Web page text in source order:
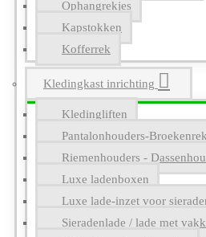
Ophangrekjes
Kapstokken
Kofferrek
Kledingkast inrichting
Kledingliften
Pantalonhouders-
Riemenhouders -
Luxe ladenboxen
Luxe lade-inzet voor
Sieradenlade / lade met